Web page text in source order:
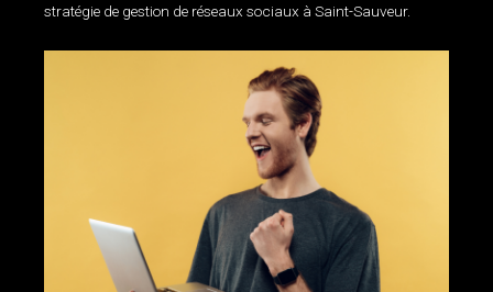
stratégie de gestion de réseaux sociaux à Saint-Sauveur.